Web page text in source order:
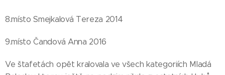
8.místo Smejkalová Tereza 2014
9.místo Čandová Anna 2016
Ve štafetách opět kralovala ve všech kategoriích Mladá